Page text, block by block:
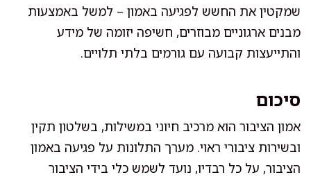
שמקטין את החשש לפגיעה באמון – למשל באמצעות
מבנים ארגוניים מבוזרים, חשיפה יזומה של מידע
והתייעצות קבועה עם גורמים בלתי תלויים.
סיכום
אמון הציבור הוא מרכיב חיוני במשילות, בשלטון תקין
ובשירות ציבורי ראוי. מערך התלונות על פגיעה באמון
הציבור, על כל רבדיו, נועד לשמש כלי בידי הציבור